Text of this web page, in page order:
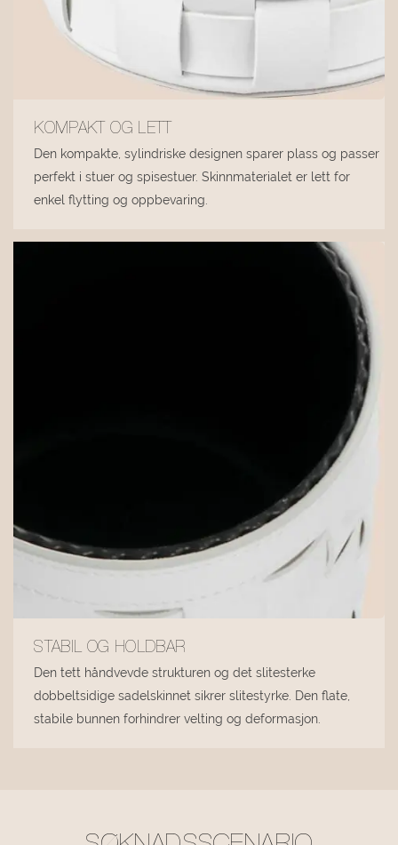
KOMPAKT OG LETT
Den kompakte, sylindriske designen sparer plass og passer
perfekt i stuer og spisestuer. Skinnmaterialet er lett for
enkel flytting og oppbevaring.
STABIL OG HOLDBAR
Den tett håndvevde strukturen og det slitesterke
dobbeltsidige sadelskinnet sikrer slitestyrke. Den flate,
stabile bunnen forhindrer velting og deformasjon.